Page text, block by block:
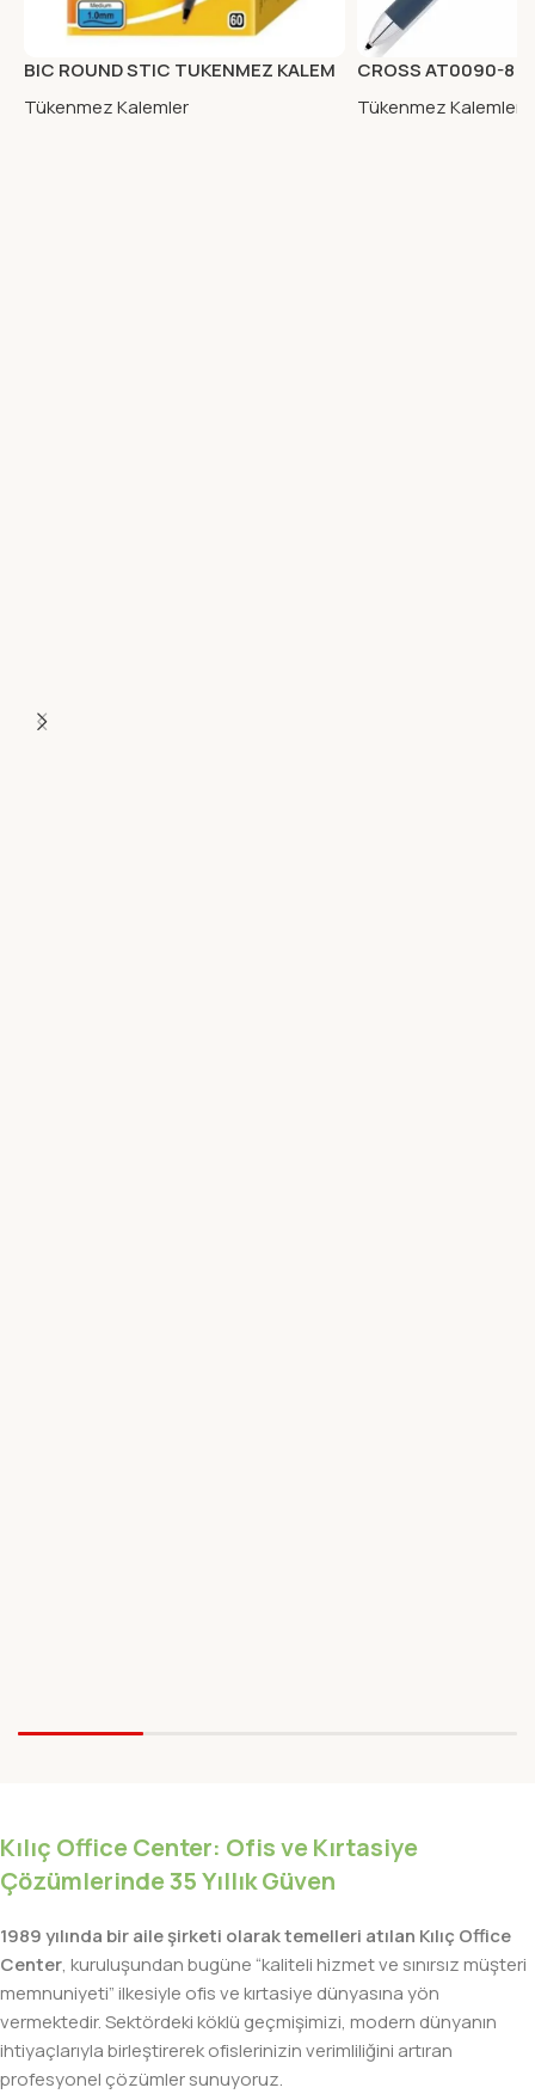
BIC ROUND STIC TUKENMEZ KALEM
Tükenmez Kalemler
CROSS AT0090-8
Tükenmez Kalemler
Kılıç Office Center: Ofis ve Kırtasiye
Çözümlerinde 35 Yıllık Güven
1989 yılında bir aile şirketi olarak temelleri atılan Kılıç Office
Center, kuruluşundan bugüne “kaliteli hizmet ve sınırsız müşteri
memnuniyeti” ilkesiyle ofis ve kırtasiye dünyasına yön
vermektedir. Sektördeki köklü geçmişimizi, modern dünyanın
ihtiyaçlarıyla birleştirerek ofislerinizin verimliliğini artıran
profesyonel çözümler sunuyoruz.